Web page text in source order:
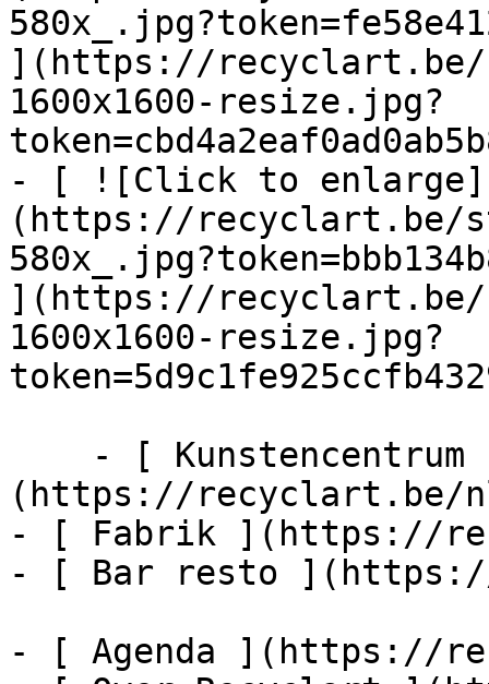
](https://
1600x1600-resize.jpg?
- [ ![Click to enlarge]
(https://recyclart.be/
](https://
1600x1600-resize.jpg?
(https://recyclart.be/
- [ Fabrik ](https://
- [ Bar resto
- [ Agenda ](https://